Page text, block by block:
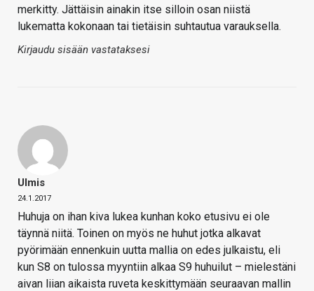
merkitty. Jättäisin ainakin itse silloin osan niistä
lukematta kokonaan tai tietäisin suhtautua varauksella.
Kirjaudu sisään vastataksesi
Ulmis
24.1.2017
Huhuja on ihan kiva lukea kunhan koko etusivu ei ole
täynnä niitä. Toinen on myös ne huhut jotka alkavat
pyörimään ennenkuin uutta mallia on edes julkaistu, eli
kun S8 on tulossa myyntiin alkaa S9 huhuilut – mielestäni
aivan liian aikaista ruveta keskittymään seuraavan mallin